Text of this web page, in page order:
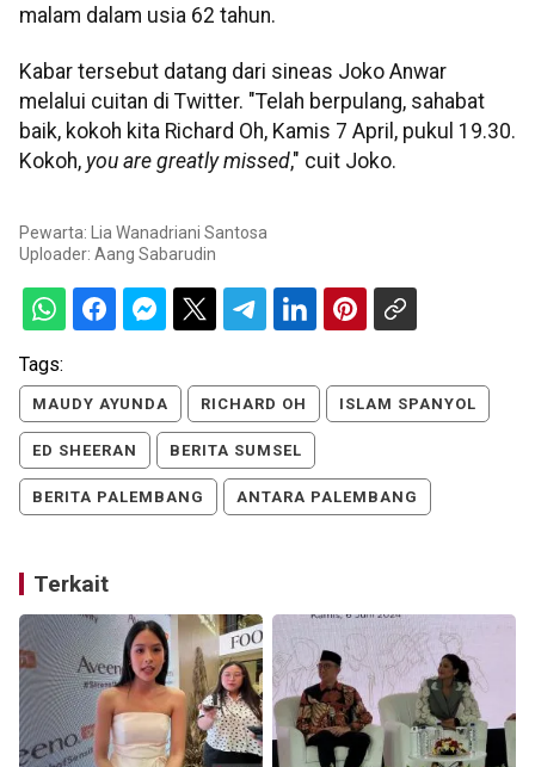
malam dalam usia 62 tahun.
Kabar tersebut datang dari sineas Joko Anwar
melalui cuitan di Twitter. "Telah berpulang, sahabat
baik, kokoh kita Richard Oh, Kamis 7 April, pukul 19.30.
Kokoh, you are greatly missed," cuit Joko.
Pewarta: Lia Wanadriani Santosa
Uploader: Aang Sabarudin
Tags:
MAUDY AYUNDA RICHARD OH ISLAM SPANYOL
ED SHEERAN BERITA SUMSEL
BERITA PALEMBANG ANTARA PALEMBANG
Terkait